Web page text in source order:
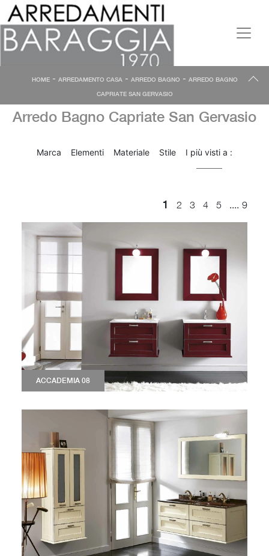
HOME- ARREDAMENTO CASA - ARREDO BAGNO - ARREDO BAGNO
CAPRIATE SAN GERVASIO
Arredo Bagno Capriate San Gervasio
Marca Elementi Materiale Stile I più visti a :
1 2 3 4 5 ....9
ACCADEMIA 08